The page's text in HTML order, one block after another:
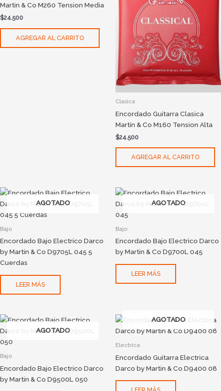
Martin & Co M260 Tension Media
$24.500
AGREGAR AL CARRITO
Clasica
Encordado Guitarra Clasica
Martin & Co M160 Tension Alta
$24.500
AGREGAR AL CARRITO
AGOTADO
Bajo
Encordado Bajo Electrico Darco
by Martin & Co D9705L 045 5
Cuerdas
LEER MÁS
AGOTADO
Bajo
Encordado Bajo Electrico Darco
by Martin & Co D9700L 045
LEER MÁS
AGOTADO
Bajo
Encordado Bajo Electrico Darco
by Martin & Co D9500L 050
AGOTADO
Electrica
Encordado Guitarra Electrica
Darco by Martin & Co D9400 08